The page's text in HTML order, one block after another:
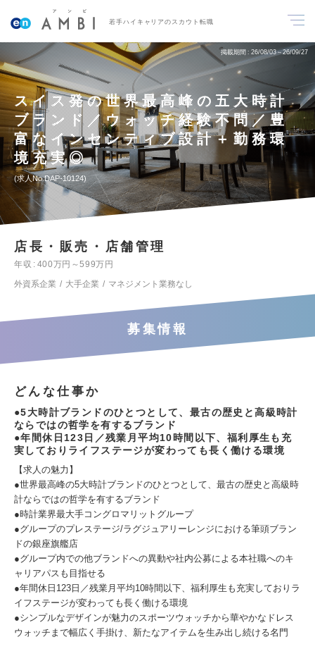
若手ハイキャリアのスカウト転職
掲載期間 26/08/03～26/09/27
スイス発の世界最高峰の五大時計
ブランド／ウォッチ経験不問／豊
富なインセンティブ設計＋勤務環
境充実◎
求人No.DAP-10124
店長・販売・店舗管理
年収
400万円～599万円
外資系企業
大手企業 マネジメント業務なし
募集情報
どんな仕事か
●5大時計ブランドのひとつとして、最古の歴史と高級時計
ならではの哲学を有するブランド
●年間休日123日／残業月平均10時間以下、福利厚生も充
実しておりライフステージが変わっても長く働ける環境
【求人の魅力】
●世界最高峰の5大時計ブランドのひとつとして、最古の歴史と高級時
計ならではの哲学を有するブランド
●時計業界最大手コングロマリットグループ
●グループのプレステージ/ラグジュアリーレンジにおける筆頭ブラン
ドの銀座旗艦店
●グループ内での他ブランドへの異動や社内公募による本社職へのキ
ャリアパスも目指せる
●年間休日123日／残業月平均10時間以下、福利厚生も充実しておりラ
イフステージが変わっても長く働ける環境
●シンプルなデザインが魅力のスポーツウォッチから華やかなドレス
ウォッチまで幅広く手掛け、新たなアイテムを生み出し続ける名門